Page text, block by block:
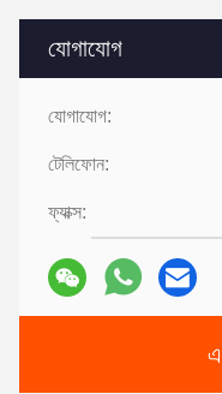
যোগাযোগ
যোগাযোগ:
টেলিফোন:
ফ্যাক্স: